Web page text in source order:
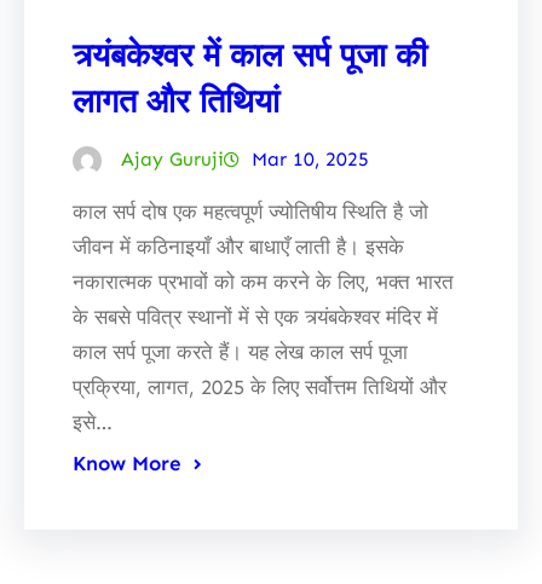
त्र्यंबकेश्वर में काल सर्प पूजा की
लागत और तिथियां
Ajay Guruji Mar 10, 2025
काल सर्प दोष एक महत्वपूर्ण ज्योतिषीय स्थिति है जो
जीवन में कठिनाइयाँ और बाधाएँ लाती है। इसके
नकारात्मक प्रभावों को कम करने के लिए, भक्त भारत
के सबसे पवित्र स्थानों में से एक त्र्यंबकेश्वर मंदिर में
काल सर्प पूजा करते हैं। यह लेख काल सर्प पूजा
प्रक्रिया, लागत, 2025 के लिए सर्वोत्तम तिथियों और
इसे…
Know More